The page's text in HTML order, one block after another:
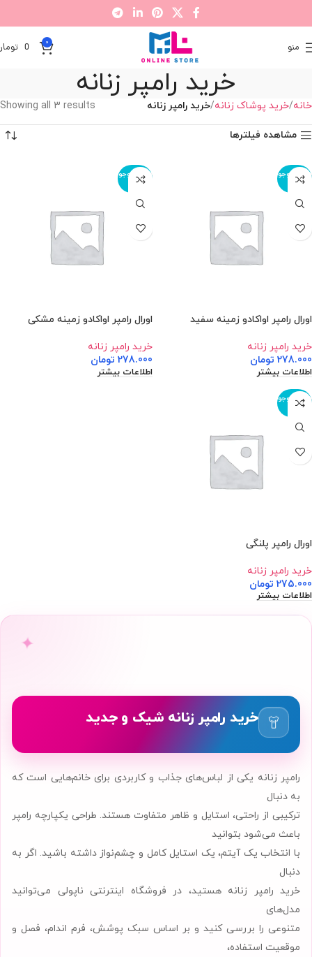
منو 0
0
خرید رامپر زنانه
خانه خرید پوشاک زنانه خرید رامپر زنانه Showing all 3 results
مشاهده فیلترها
اتمام موجو
دی
اورال رامپر اواکادو زمینه سفید
خرید رامپر زنانه
278.000 تومان
اطلاعات بیشتر
اتمام موجو
دی
اورال رامپر اواکادو زمینه مشکی
خرید رامپر زنانه
278.000 تومان
اطلاعات بیشتر
اتمام موجو
دی
اورال رامپر پلنگی
خرید رامپر زنانه
275.000 تومان
اطلاعات بیشتر
✦
خرید رامپر زنانه شیک و جدید
رامپر زنانه یکی از لباس‌های جذاب و کاربردی برای خانم‌هایی است که
به دنبال
ترکیبی از راحتی، استایل و ظاهر متفاوت هستند. طراحی یکپارچه رامپر
باعث می‌شود بتوانید
با انتخاب یک آیتم، یک استایل کامل و چشم‌نواز داشته باشید. اگر به
دنبال
خرید رامپر زنانه هستید، در فروشگاه اینترنتی ناپولی می‌توانید
مدل‌های
متنوعی را بررسی کنید و بر اساس سبک پوشش، فرم اندام، فصل و
موقعیت استفاده،